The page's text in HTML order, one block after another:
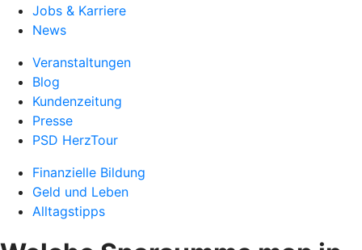
Jobs & Karriere
News
Veranstaltungen
Blog
Kundenzeitung
Presse
PSD HerzTour
Finanzielle Bildung
Geld und Leben
Alltagstipps